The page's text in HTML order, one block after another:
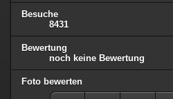
Besuche
8431
Bewertung
noch keine Bewertung
Foto bewerten